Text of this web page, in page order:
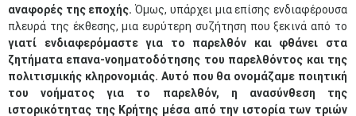
αναφορές της εποχής. Όμως, υπάρχει μια επίσης ενδιαφέρουσα
πλευρά της έκθεσης, μια ευρύτερη συζήτηση που ξεκινά από το
γιατί ενδιαφερόμαστε για το παρελθόν και φθάνει στα
ζητήματα επανα-νοηματοδότησης του παρελθόντος και της
πολιτισμικής κληρονομιάς. Αυτό που θα ονομάζαμε ποιητική
του νοήματος για το παρελθόν, η ανασύνθεση της
ιστορικότητας της Κρήτης μέσα από την ιστορία των τριών